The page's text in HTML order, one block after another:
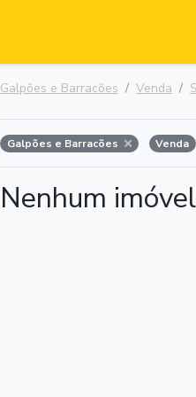
Galpões e Barracões Venda
Galpões e Barracões Venda
Nenhum